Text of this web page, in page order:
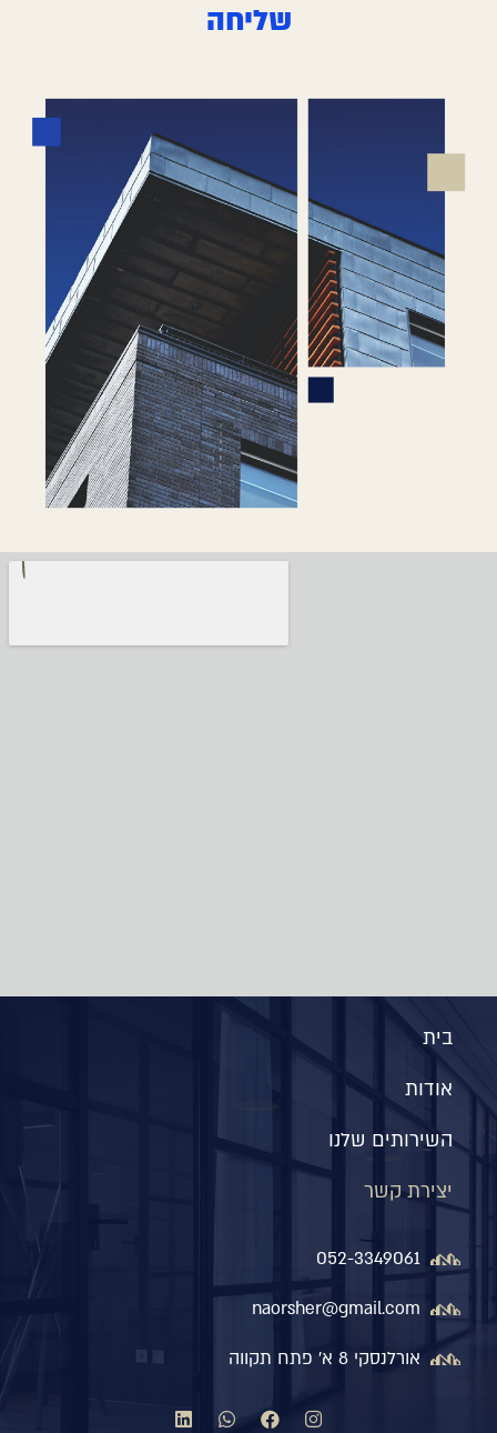
שליחה
בית
אודות
השירותים שלנו
יצירת קשר
052-3349061
naorsher@gmail.com
אורלנסקי 8 א' פתח תקווה